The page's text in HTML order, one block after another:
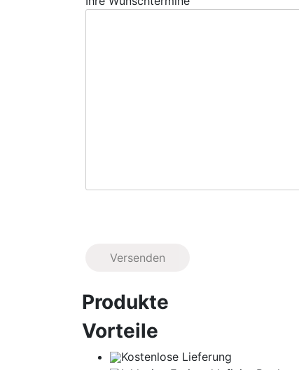
Produkte
Vorteile
Kostenlose Lieferung